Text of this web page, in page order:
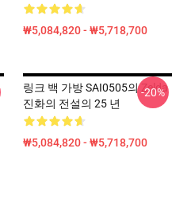
₩5,084,820 - ₩5,718,700
링크 백 가방 SAI0505의 Zelda
진화의 전설의 25 년
₩5,084,820 - ₩5,718,700
-20%